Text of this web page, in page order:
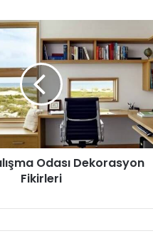
Odası Dekorasyon
Fikirleri